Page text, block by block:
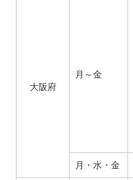
大阪府
月～金
月・水・金